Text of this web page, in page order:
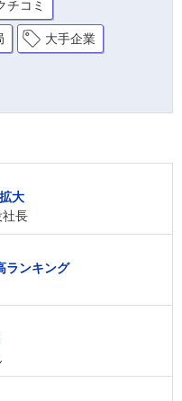
チコミ
大手企業
大
社長
ランキング